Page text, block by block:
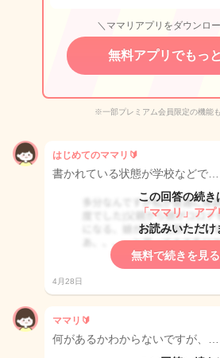
＼ママリアプリをダウンロ
無料アプリでもっ
※一部プレミアム会員限定の機能
はじめてのママリ🔰
書かれている状態が学校などで…
この回答の続き
「ママリ」アプ
お読みいただけ
無料で続きを見
4月28日
ママリ🔰
何があるかわからないですが、…